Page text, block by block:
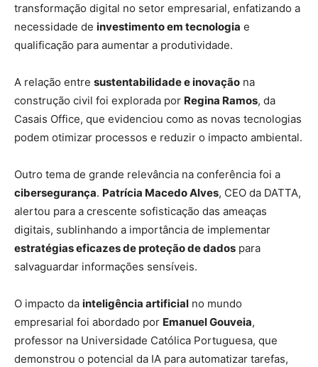
transformação digital no setor empresarial, enfatizando a
necessidade de investimento em tecnologia e
qualificação para aumentar a produtividade.
A relação entre sustentabilidade e inovação na
construção civil foi explorada por Regina Ramos, da
Casais Office, que evidenciou como as novas tecnologias
podem otimizar processos e reduzir o impacto ambiental.
Outro tema de grande relevância na conferência foi a
cibersegurança. Patrícia Macedo Alves, CEO da DATTA,
alertou para a crescente sofisticação das ameaças
digitais, sublinhando a importância de implementar
estratégias eficazes de proteção de dados para
salvaguardar informações sensíveis.
O impacto da inteligência artificial no mundo
empresarial foi abordado por Emanuel Gouveia,
professor na Universidade Católica Portuguesa, que
demonstrou o potencial da IA para automatizar tarefas,